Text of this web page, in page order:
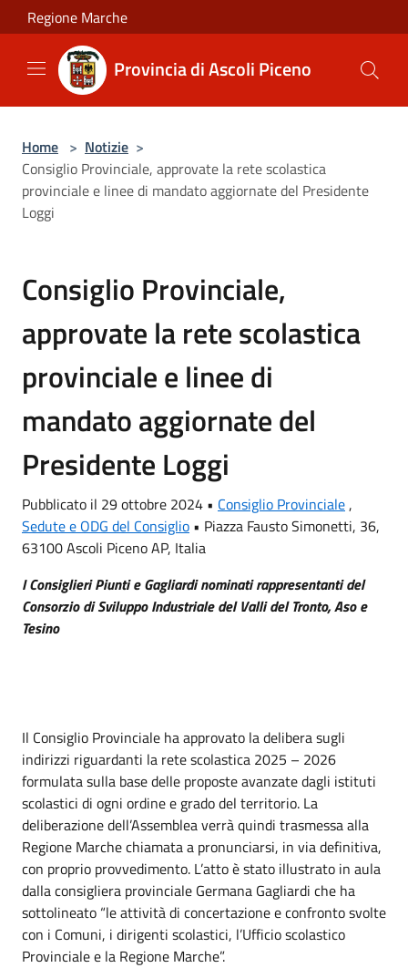
Salta al contenuto principale
Regione Marche
Provincia di Ascoli Piceno
Home > Notizie >
Consiglio Provinciale, approvate la rete scolastica
provinciale e linee di mandato aggiornate del Presidente
Loggi
Consiglio Provinciale,
approvate la rete scolastica
provinciale e linee di
mandato aggiornate del
Presidente Loggi
Pubblicato il 29 ottobre 2024 • Consiglio Provinciale,
Sedute e ODG del Consiglio • Piazza Fausto Simonetti, 36,
63100 Ascoli Piceno AP, Italia
I Consiglieri Piunti e Gagliardi nominati rappresentanti del
Consorzio di Sviluppo Industriale del Valli del Tronto, Aso e
Tesino
Il Consiglio Provinciale ha approvato la delibera sugli
indirizzi riguardanti la rete scolastica 2025 – 2026
formulata sulla base delle proposte avanzate dagli istituti
scolastici di ogni ordine e grado del territorio. La
deliberazione dell’Assemblea verrà quindi trasmessa alla
Regione Marche chiamata a pronunciarsi, in via definitiva,
con proprio provvedimento. L’atto è stato illustrato in aula
dalla consigliera provinciale Germana Gagliardi che ha
sottolineato “le attività di concertazione e confronto svolte
con i Comuni, i dirigenti scolastici, l’Ufficio scolastico
Provinciale e la Regione Marche”.